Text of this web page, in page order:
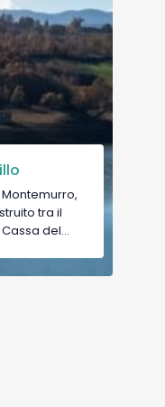
tra il
Cassa del